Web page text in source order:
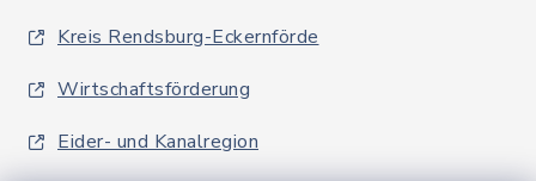
Kreis Rendsburg-Eckernförde
Wirtschaftsförderung
Eider- und Kanalregion